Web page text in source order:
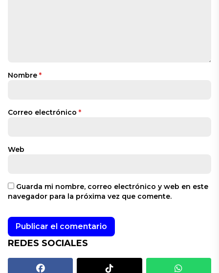
Nombre *
Correo electrónico *
Web
Guarda mi nombre, correo electrónico y web en este
navegador para la próxima vez que comente.
REDES SOCIALES